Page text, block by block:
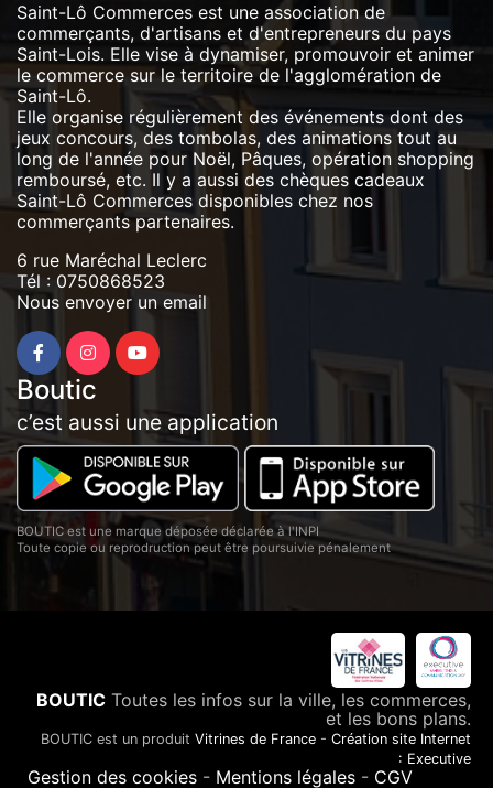
Saint-Lô Commerces est une association de
commerçants, d'artisans et d'entrepreneurs du pays
Saint-Lois. Elle vise à dynamiser, promouvoir et animer
le commerce sur le territoire de l'agglomération de
Saint-Lô.
Elle organise régulièrement des événements dont des
jeux concours, des tombolas, des animations tout au
long de l'année pour Noël, Pâques, opération shopping
remboursé, etc. Il y a aussi des chèques cadeaux
Saint-Lô Commerces disponibles chez nos
commerçants partenaires.
6 rue Maréchal Leclerc
Tél : 0750868523
Nous envoyer un email
Boutic
c’est aussi une application
BOUTIC est une marque déposée déclarée à l'INPI
Toute copie ou reprodruction peut être poursuivie pénalement
BOUTIC Toutes les infos sur la ville, les commerces,
et les bons plans.
BOUTIC est un produit Vitrines de France - Création site Internet
: Executive
Gestion des cookies - Mentions légales - CGV